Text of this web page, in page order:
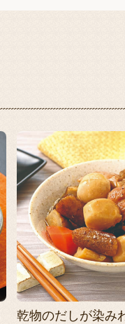
乾物のだしが染み